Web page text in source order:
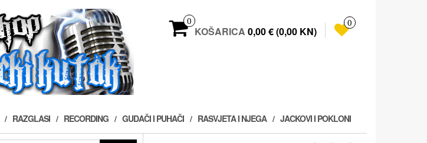
0
KOŠARICA 0,00 € (0,00 KN)
0
RAZGLASI RECORDING GUDAČI I PUHAČI RASVJETA I NJEGA JACKOVI I POKLONI